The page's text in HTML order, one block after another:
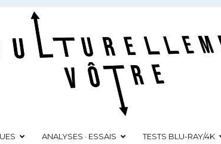
Culturellement Vôtre
ANALYSES · ESSAIS TESTS BLU-RAY/4K